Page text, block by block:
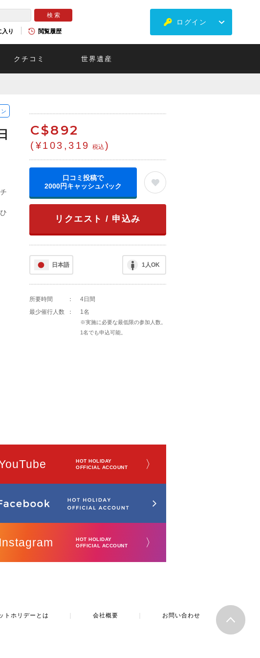
入り 閲覧履歴
ログイン
クチコミ 世界遺産
C$892
(¥103,319 税込 )
口コミ投稿で
2000円キャッシュバック
リクエスト / 申込み
日本語 1人OK
所要時間 ：
4日間
最少催行人数
： 1名
※実施に必要な最低限の参加人数。
1名でも申込可能。
HOT HOLIDAY
OFFICIAL ACCOUNT
〉
Instagram
HOT HOLIDAY
OFFICIAL ACCOUNT
〉
トホリデーとは 会社概要 お問い合わせ